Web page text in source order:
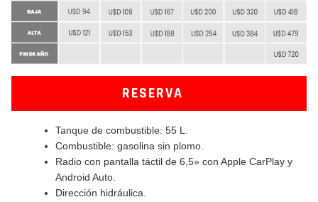
RESERVA
Tanque de combustible: 55 L.
Combustible: gasolina sin plomo.
Radio con pantalla táctil de 6,5» con Apple CarPlay y
Android Auto.
Dirección hidráulica.